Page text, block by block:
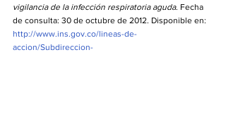
vigilancia de la infección respiratoria aguda. Fecha
de consulta: 30 de octubre de 2012. Disponible en:
http://www.ins.gov.co/lineas-de-
accion/Subdireccion-